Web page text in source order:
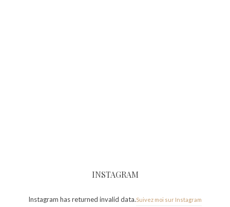
INSTAGRAM
Instagram has returned invalid data.Suivez moi sur Instagram